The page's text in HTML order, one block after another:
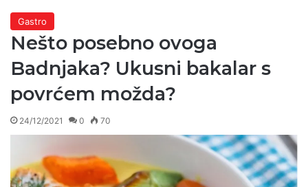
Gastro
Nešto posebno ovoga
Badnjaka? Ukusni bakalar s
povrćem možda?
24/12/2021 0 70